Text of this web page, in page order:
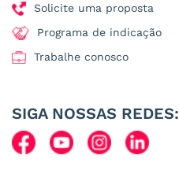
Solicite uma proposta
Programa de indicação
Trabalhe conosco
SIGA NOSSAS REDES: